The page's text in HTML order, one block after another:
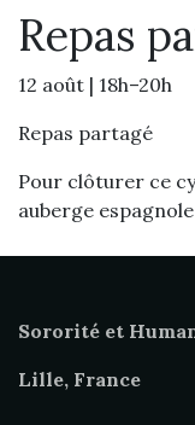
Repas
12 août | 18h–20h
Repas partagé
Pour clôturer ce
auberge
Sororité et
Lille, France